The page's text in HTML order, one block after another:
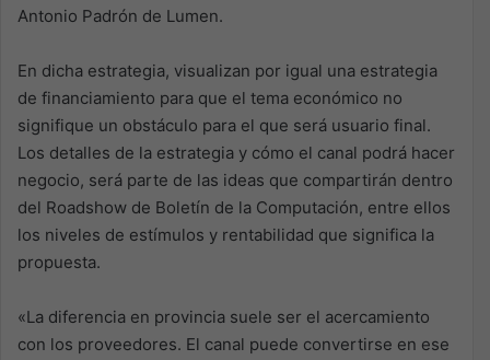
Antonio Padrón de Lumen.
En dicha estrategia, visualizan por igual una estrategia
de financiamiento para que el tema económico no
signifique un obstáculo para el que será usuario final.
Los detalles de la estrategia y cómo el canal podrá hacer
negocio, será parte de las ideas que compartirán dentro
del Roadshow de Boletín de la Computación, entre ellos
los niveles de estímulos y rentabilidad que significa la
propuesta.
«La diferencia en provincia suele ser el acercamiento
con los proveedores. El canal puede convertirse en ese